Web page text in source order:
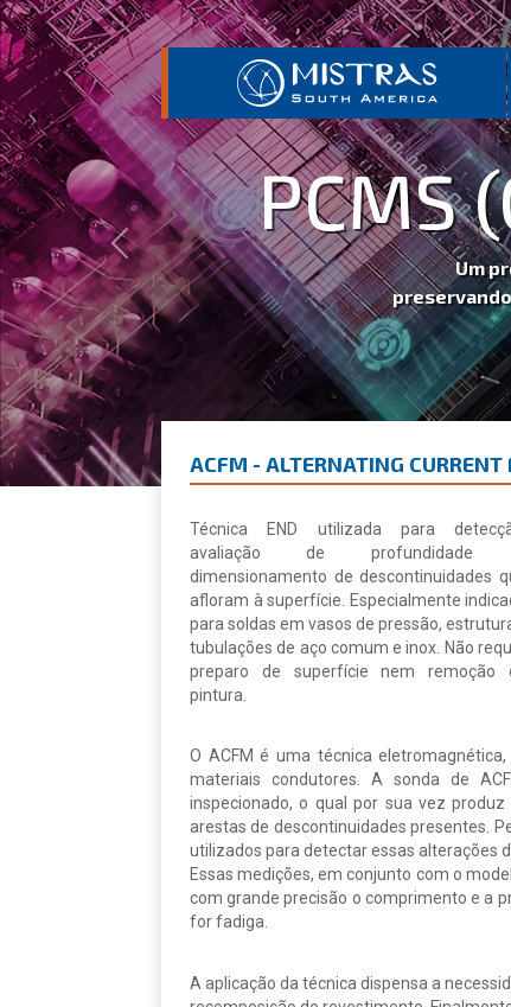
PCMS
Um
preservando a
Previous
ACFM - ALTERNATING
Técnica END utilizada para
avaliação de profundidade
dimensionamento de descontinuidades
afloram à superfície. Especialmente
para soldas em vasos de pressão,
tubulações de aço comum e inox. Não
preparo de superfície nem remoção
pintura.
O ACFM é uma técnica
materiais condutores. A sonda de
inspecionado, o qual por sua vez
arestas de descontinuidades presentes.
utilizados para detectar essas alterações
Essas medições, em conjunto com o
com grande precisão o comprimento e a
for fadiga.
A aplicação da técnica dispensa a